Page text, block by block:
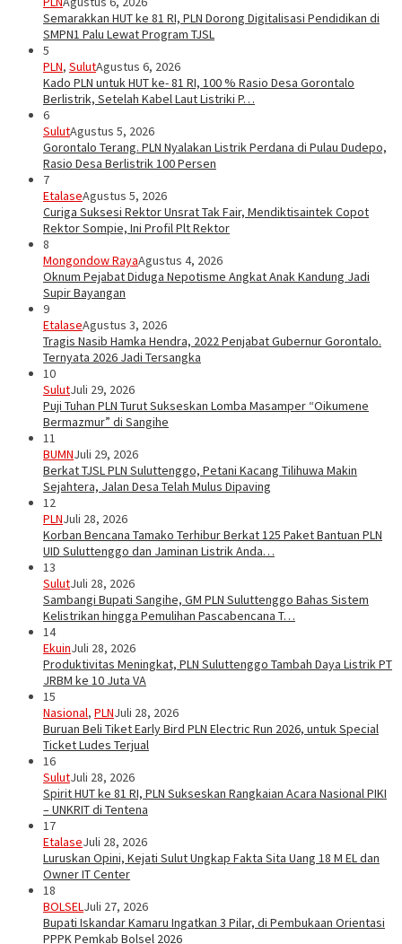
Semarakkan HUT ke 81 RI, PLN Dorong Digitalisasi Pendidikan di
SMPN1 Palu Lewat Program TJSL
5
PLN, SulutAgustus 6, 2026
Kado PLN untuk HUT ke- 81 RI, 100 % Rasio Desa Gorontalo
Berlistrik, Setelah Kabel Laut Listriki P…
6
SulutAgustus 5, 2026
Gorontalo Terang. PLN Nyalakan Listrik Perdana di Pulau Dudepo,
Rasio Desa Berlistrik 100 Persen
7
EtalaseAgustus 5, 2026
Curiga Suksesi Rektor Unsrat Tak Fair, Mendiktisaintek Copot
Rektor Sompie, Ini Profil Plt Rektor
8
Mongondow RayaAgustus 4, 2026
Oknum Pejabat Diduga Nepotisme Angkat Anak Kandung Jadi
Supir Bayangan
9
EtalaseAgustus 3, 2026
Tragis Nasib Hamka Hendra, 2022 Penjabat Gubernur Gorontalo.
Ternyata 2026 Jadi Tersangka
10
SulutJuli 29, 2026
Puji Tuhan PLN Turut Sukseskan Lomba Masamper “Oikumene
Bermazmur” di Sangihe
11
BUMNJuli 29, 2026
Berkat TJSL PLN Suluttenggo, Petani Kacang Tilihuwa Makin
Sejahtera, Jalan Desa Telah Mulus Dipaving
12
PLNJuli 28, 2026
Korban Bencana Tamako Terhibur Berkat 125 Paket Bantuan PLN
UID Suluttenggo dan Jaminan Listrik Anda…
13
SulutJuli 28, 2026
Sambangi Bupati Sangihe, GM PLN Suluttenggo Bahas Sistem
Kelistrikan hingga Pemulihan Pascabencana T…
14
EkuinJuli 28, 2026
Produktivitas Meningkat, PLN Suluttenggo Tambah Daya Listrik PT
JRBM ke 10 Juta VA
15
Nasional, PLNJuli 28, 2026
Buruan Beli Tiket Early Bird PLN Electric Run 2026, untuk Special
Ticket Ludes Terjual
16
SulutJuli 28, 2026
Spirit HUT ke 81 RI, PLN Sukseskan Rangkaian Acara Nasional PIKI
– UNKRIT di Tentena
17
EtalaseJuli 28, 2026
Luruskan Opini, Kejati Sulut Ungkap Fakta Sita Uang 18 M EL dan
Owner IT Center
18
BOLSELJuli 27, 2026
Bupati Iskandar Kamaru Ingatkan 3 Pilar, di Pembukaan Orientasi
PPPK Pemkab Bolsel 2026